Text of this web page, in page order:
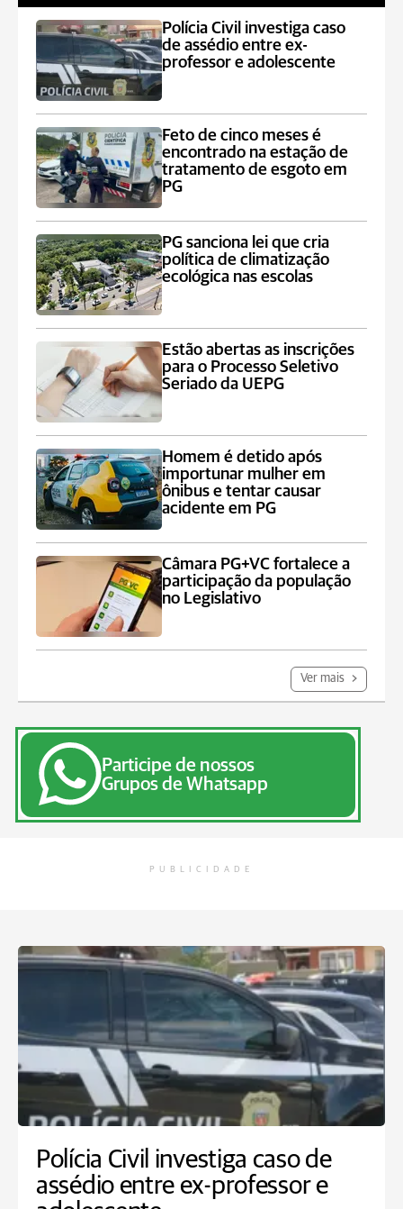
Polícia Civil investiga caso
de assédio entre ex-
professor e adolescente
Feto de cinco meses é
encontrado na estação de
tratamento de esgoto em
PG
PG sanciona lei que cria
política de climatização
ecológica nas escolas
Estão abertas as inscrições
para o Processo Seletivo
Seriado da UEPG
Homem é detido após
importunar mulher em
ônibus e tentar causar
acidente em PG
Câmara PG+VC fortalece a
participação da população
no Legislativo
Ver mais
Participe de nossos
Grupos de Whatsapp
PUBLICIDADE
Polícia Civil investiga caso de
assédio entre ex-professor e